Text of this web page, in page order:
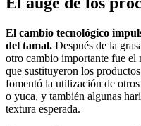
El cambio tecnológico
del tamal. Después de la
otro cambio importante fue el
que sustituyeron los
fomentó la utilización de
o yuca, y también algunas
textura esperada.